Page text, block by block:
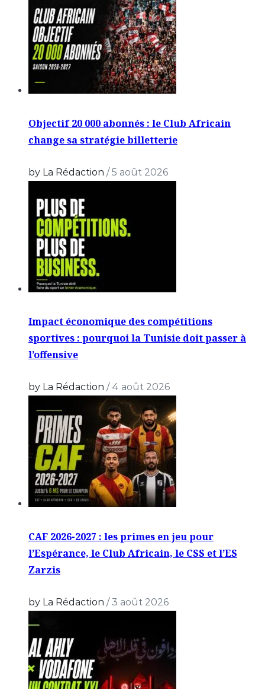
Objectif 20 000 abonnés : le Club Africain
change sa stratégie billetterie
by La Rédaction /5 août 2026
Impact économique des compétitions
sportives : pourquoi la Tunisie doit passer à
l’offensive
by La Rédaction / 4 août 2026
CAF 2026-2027 : les primes en jeu pour
l’Espérance, le Club Africain, le CSS et l’ES
Zarzis
by La Rédaction /3 août 2026